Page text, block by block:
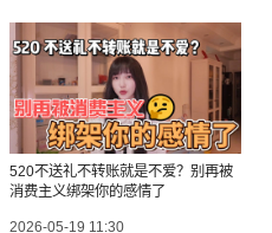
520不送礼不转账就是不爱？别再被
消费主义绑架你的感情了
2026-05-19 11:30